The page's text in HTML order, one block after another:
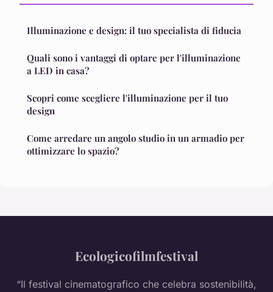
Illuminazione e design: il tuo specialista di fiducia
Quali sono i vantaggi di optare per l'illuminazione
a LED in casa?
Scopri come scegliere l'illuminazione per il tuo
design
Come arredare un angolo studio in un armadio per
ottimizzare lo spazio?
Ecologicofilmfestival
“Il festival cinematografico che celebra sostenibilità,